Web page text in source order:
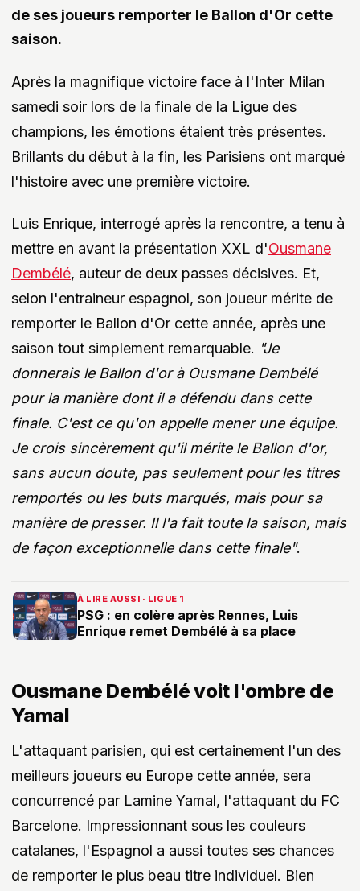
de ses joueurs remporter le Ballon d'Or cette
saison.
Après la magnifique victoire face à l'Inter Milan
samedi soir lors de la finale de la Ligue des
champions, les émotions étaient très présentes.
Brillants du début à la fin, les Parisiens ont marqué
l'histoire avec une première victoire.
Luis Enrique, interrogé après la rencontre, a tenu à
mettre en avant la présentation XXL d'Ousmane
Dembélé, auteur de deux passes décisives. Et,
selon l'entraineur espagnol, son joueur mérite de
remporter le Ballon d'Or cette année, après une
saison tout simplement remarquable. "Je
donnerais le Ballon d'or à Ousmane Dembélé
pour la manière dont il a défendu dans cette
finale. C'est ce qu'on appelle mener une équipe.
Je crois sincèrement qu'il mérite le Ballon d'or,
sans aucun doute, pas seulement pour les titres
remportés ou les buts marqués, mais pour sa
manière de presser. Il l'a fait toute la saison, mais
de façon exceptionnelle dans cette finale".
À LIRE AUSSI · LIGUE 1
PSG : en colère après Rennes, Luis
Enrique remet Dembélé à sa place
Ousmane Dembélé voit l'ombre de
Yamal
L'attaquant parisien, qui est certainement l'un des
meilleurs joueurs eu Europe cette année, sera
concurrencé par Lamine Yamal, l'attaquant du FC
Barcelone. Impressionnant sous les couleurs
catalanes, l'Espagnol a aussi toutes ses chances
de remporter le plus beau titre individuel. Bien